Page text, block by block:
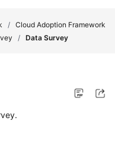
/ Cloud Adoption Framework
/ Data Survey